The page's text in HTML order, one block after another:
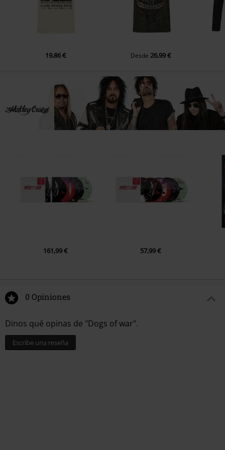
19,86 € Desde 26,99 €
161,99 € 57,99 €
0 Opiniones
Dinos qué opinas de "Dogs of war".
Escribe una reseña